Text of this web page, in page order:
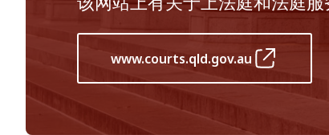
www.courts.qld.gov.au